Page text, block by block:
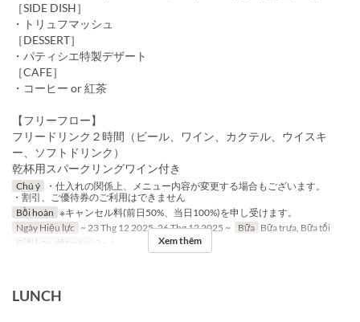
［SIDE DISH］
・トリュフマッシュ
［DESSERT］
・パティシエ特製デザート
［CAFE］
・コーヒー or 紅茶
【フリーフロー】
フリードリンク２時間（ビール、ワイン、カクテル、ウイスキ
ー、ソフトドリンク）
乾杯用スパークリングワイン付き
Chú ý
・仕入れの関係上、メニュー内容が変更する場合もございます。
・割引、ご優待券のご利用はできません
Bồi hoàn ※キャンセル料(前日50%、当日100%)を申し受けます。
Ngày Hiệu lực ~ 23 Thg 12 2025, 26 Thg 12 2025 ~ Bữa Bữa trưa, Bữa tối
Giới hạn dặt món
2 ~ 6 Xem thêm
LUNCH